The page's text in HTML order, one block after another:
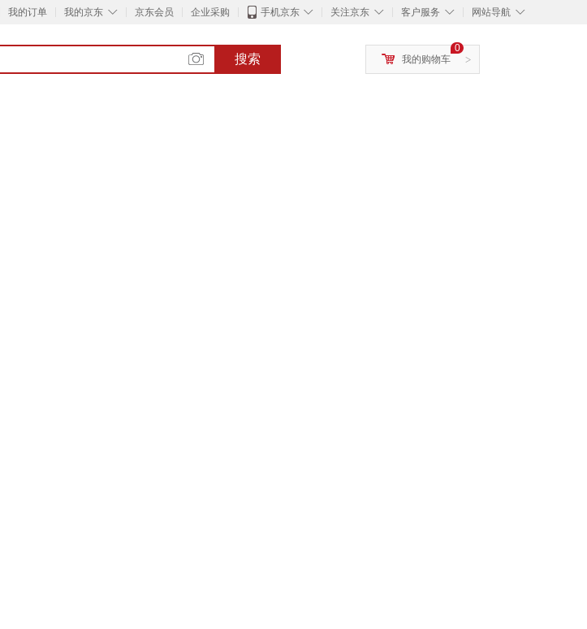
我的订单 ◇
我的京东 京东会员 企业采购 ◇
手机京东 ◇
关注京东 ◇
客户服务 ◇
网站导航
搜索 >
0
我的购物车